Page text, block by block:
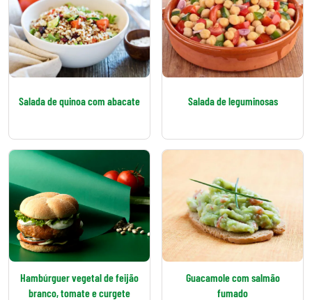
Salada de quinoa com abacate Salada de leguminosas
Hambúrguer vegetal de feijão
branco, tomate e curgete
Guacamole com salmão
fumado